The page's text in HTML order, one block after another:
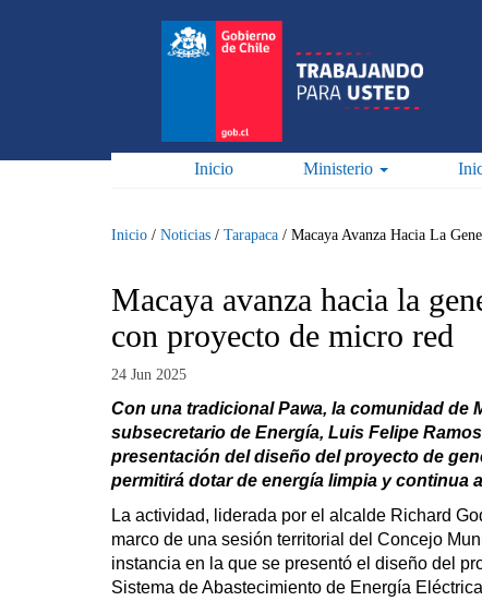
Inicio Ministerio
Inicio / Noticias / Tarapaca / Macaya Avanza Hacia La
Macaya avanza hacia la
con proyecto de micro red
24 Jun 2025
Con una tradicional Pawa, la comunidad de
subsecretario de Energía, Luis Felipe
presentación del diseño del proyecto de
permitirá dotar de energía limpia y continua
La actividad, liderada por el alcalde Richard
marco de una sesión territorial del Concejo
instancia en la que se presentó el diseño del
Sistema de Abastecimiento de Energía